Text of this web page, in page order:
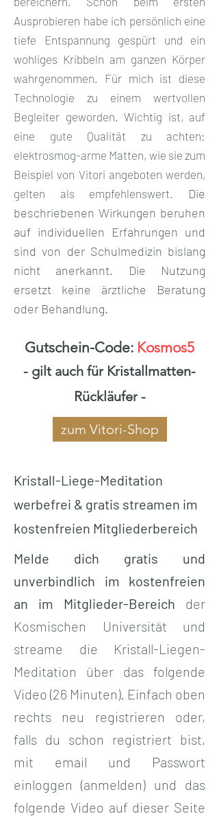
Ausprobieren habe ich persönlich eine
tiefe Entspannung gespürt und ein
wohliges Kribbeln am ganzen Körper
wahrgenommen. Für mich ist diese
Technologie zu einem wertvollen
Begleiter geworden. Wichtig ist, auf
eine gute Qualität zu achten:
elektrosmog-arme Matten, wie sie zum
Beispiel von Vitori angeboten werden,
gelten als empfehlenswert. Die
beschriebenen Wirkungen beruhen
auf individuellen Erfahrungen und
sind von der Schulmedizin bislang
nicht anerkannt. Die Nutzung
ersetzt keine ärztliche Beratung
oder Behandlung.
Gutschein-Code: Kosmos5
- gilt auch für Kristallmatten-
Rückläufer -
zum Vitori-Shop
Kristall-Liege-Meditation
werbefrei & gratis streamen im
kostenfreien Mitgliederbereich
Melde dich gratis und
unverbindlich im kostenfreien
an im Mitglieder-Bereich der
Kosmischen Universität und
streame die Kristall-Liegen-
Meditation über das folgende
Video (26 Minuten). Einfach oben
rechts neu registrieren oder,
falls du schon registriert bist,
mit email und Passwort
einloggen (anmelden) und das
folgende Video auf dieser Seite